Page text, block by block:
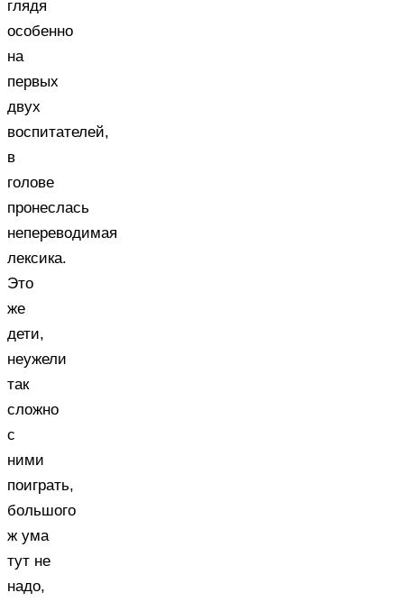
глядя
особенно
на
первых
двух
воспитателей,
в
голове
пронеслась
непереводимая
лексика.
Это
же
дети,
неужели
так
сложно
с
ними
поиграть,
большого
ж ума
тут не
надо,